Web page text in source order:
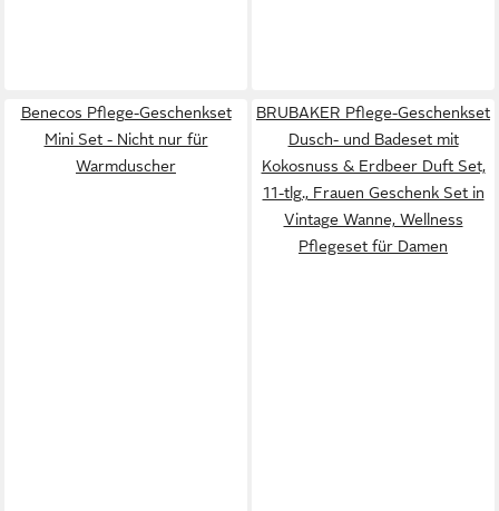
Benecos Pflege-Geschenkset
Mini Set - Nicht nur für
Warmduscher
BRUBAKER Pflege-Geschenkset
Dusch- und Badeset mit
Kokosnuss & Erdbeer Duft Set,
11-tlg., Frauen Geschenk Set in
Vintage Wanne, Wellness
Pflegeset für Damen